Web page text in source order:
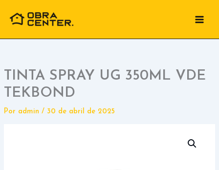
para
conteúdo
TINTA SPRAY UG 350ML VDE
TEKBOND
Por admin / 30 de abril de 2025